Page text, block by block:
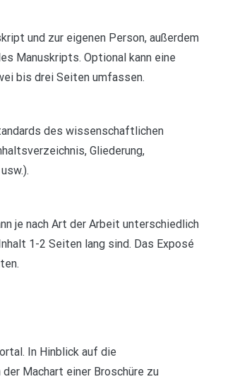
und zur eigenen Person, außerdem
Manuskripts. Optional kann eine
bis drei Seiten umfassen.
des wissenschaftlichen
Gliederung,
je nach Art der Arbeit unterschiedlich
1-2 Seiten lang sind. Das Exposé
In Hinblick auf die
Machart einer Broschüre zu